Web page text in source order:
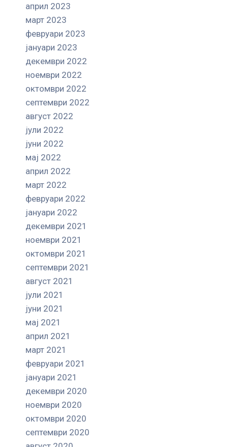
април 2023
март 2023
февруари 2023
јануари 2023
декември 2022
ноември 2022
октомври 2022
септември 2022
август 2022
јули 2022
јуни 2022
мај 2022
април 2022
март 2022
февруари 2022
јануари 2022
декември 2021
ноември 2021
октомври 2021
септември 2021
август 2021
јули 2021
јуни 2021
мај 2021
април 2021
март 2021
февруари 2021
јануари 2021
декември 2020
ноември 2020
октомври 2020
септември 2020